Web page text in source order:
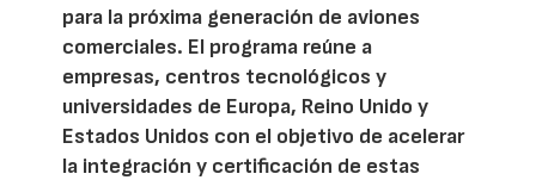
para la próxima generación de aviones
comerciales. El programa reúne a
empresas, centros tecnológicos y
universidades de Europa, Reino Unido y
Estados Unidos con el objetivo de acelerar
la integración y certificación de estas